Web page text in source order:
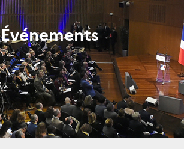
Événements